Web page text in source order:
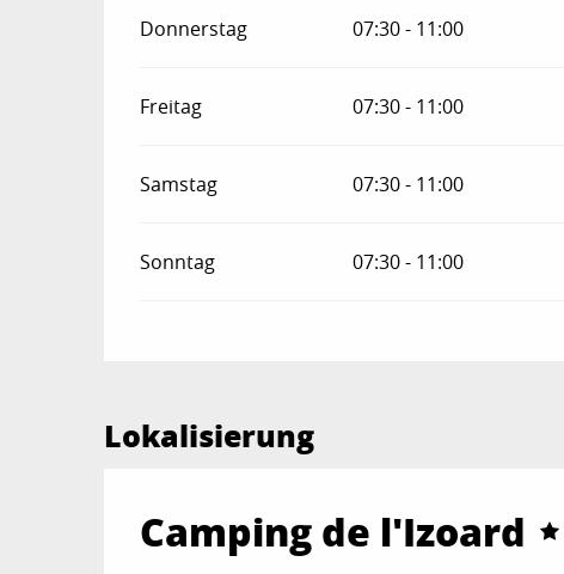
Donnerstag 07:30 - 11:00
Freitag 07:30 - 11:00
Samstag 07:30 - 11:00
Sonntag 07:30 - 11:00
Lokalisierung
Camping de l'Izoard